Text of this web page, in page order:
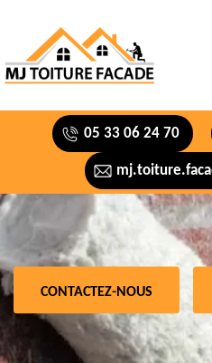
05 33 06 24 70
CONTACTEZ-NOUS